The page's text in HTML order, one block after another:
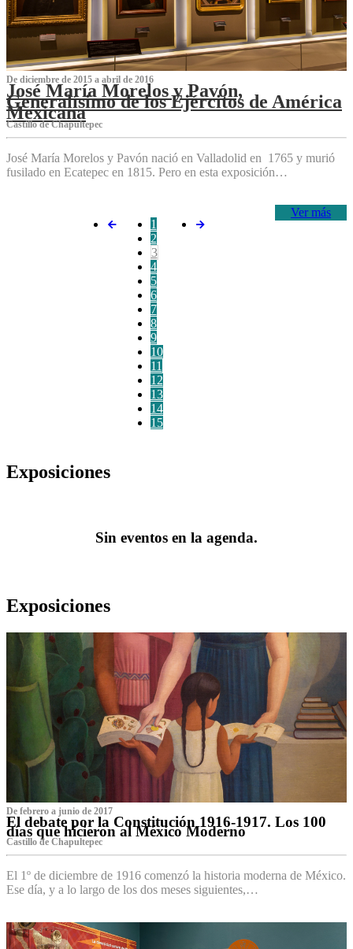
De diciembre de 2015 a abril de 2016
José María Morelos y Pavón,
Generalísimo de los Ejércitos de América
Mexicana
C‌astillo de Chapultepec
José María Morelos y Pavón nació en Valladolid en 1765 y murió
fusilado en Ecatepec en 1815. Pero en esta exposición…
Ver más
1
2
3
4
5
6
7
8
9
10
11
12
13
14
15
Exposiciones
Sin eventos en la agenda.
Exposiciones
De febrero a junio de 2017
El debate por la Constitución 1916-1917. Los 100
días que hicieron al México Moderno
Castillo de Chapultepec
El 1º de diciembre de 1916 comenzó la historia moderna de México.
Ese día, y a lo largo de los dos meses siguientes,…